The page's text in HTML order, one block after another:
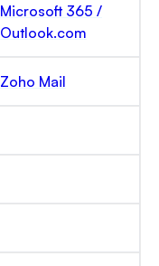
Microsoft 365 /
Outlook.com
Zoho Mail